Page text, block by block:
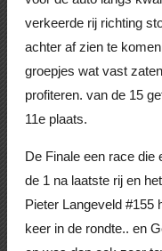
verkeerde rij richting
achter af zien te
groepjes wat vast
profiteren. van de 15
11e plaats.
De Finale een race die
de 1 na laatste rij en
Pieter Langeveld #155
keer in de rondte.. en